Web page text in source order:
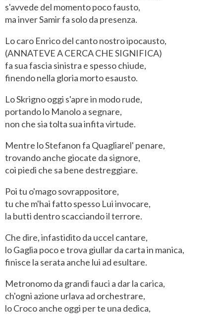
s'avvede del momento poco fausto,
ma inver Samir fa solo da presenza.
Lo caro Enrico del canto nostro ipocausto,
(ANNATEVE A CERCA CHE SIGNIFICA)
fa sua fascia sinistra e spesso chiude,
finendo nella gloria morto esausto.
Lo Skrigno oggi s'apre in modo rude,
portando lo Manolo a segnare,
non che sia tolta sua infita virtude.
Mentre lo Stefanon fa Quagliarel' penare,
trovando anche giocate da signore,
coi piedi che sa bene destreggiare.
Poi tu o'mago sovrappositore,
tu che m'hai fatto spesso Lui invocare,
la butti dentro scacciando il terrore.
Che dire, infastidito da uccel cantare,
lo Gaglia poco e trova giullar da carta in manica,
finisce la serata anche lui ad esultare.
Metronomo da grandi fauci a dar la carica,
ch'ogni azione urlava ad orchestrare,
lo Croco anche oggi per te una dedica,